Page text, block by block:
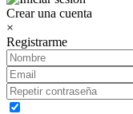
Crear una cuenta
×
Registrarme